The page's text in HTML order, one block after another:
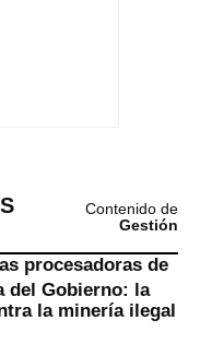
Contenido de
Gestión
procesadoras de
del Gobierno: la
la minería ilegal